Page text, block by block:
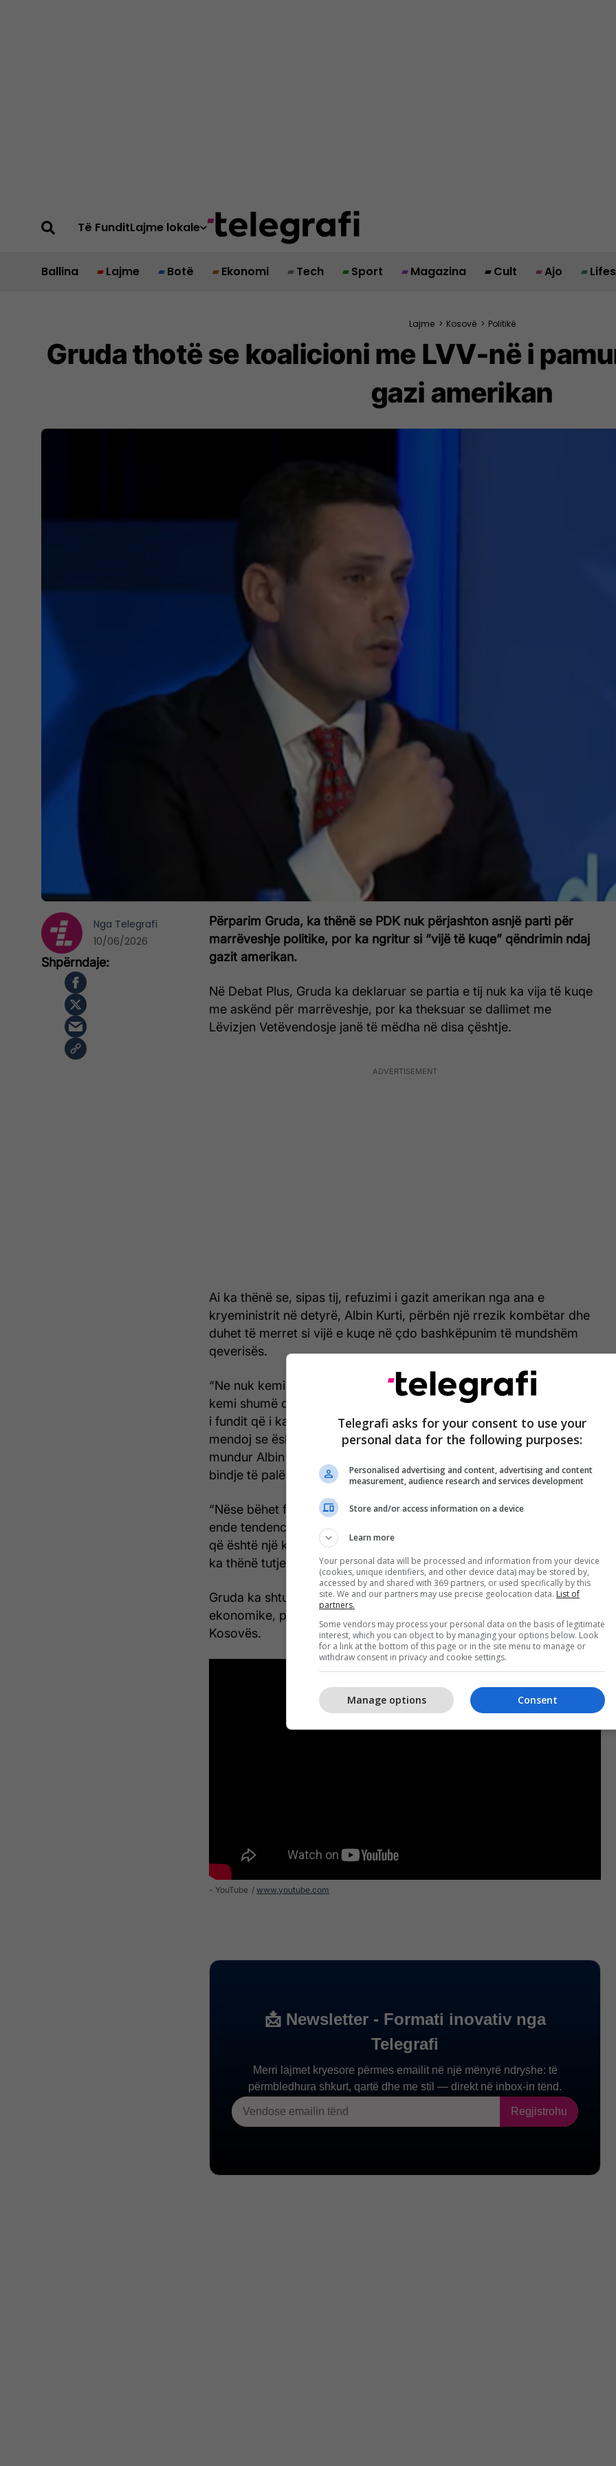
Të FunditLajme lokale
Ballina Lajme Botë Ekonomi Tech Sport Magazina Cult Ajo
Lajme > Kosovë > Politikë
Gruda thotë se koalicioni me LVV-në i
gazi amerikan
Përparim Gruda, ka thënë se PDK nuk përjashton asnjë parti për
marrëveshje politike, por ka ngritur si “vijë të kuqe” qëndrimin ndaj
gazit amerikan.
Në Debat Plus, Gruda ka deklaruar se partia e tij nuk ka vija të kuqe
me askënd për marrëveshje, por ka theksuar se dallimet me
Lëvizjen Vetëvendosje janë të mëdha në disa çështje.
Ai ka thënë se, sipas tij, refuzimi i gazit amerikan nga ana e
kryeministrit në detyrë, Albin Kurti, përbën një rrezik kombëtar dhe
duhet të merret si vijë e kuqe në çdo bashkëpunim të mundshëm
qeverisës.
“Ne nuk kemi vija të kuqe me askënd për asnjë lloj marrëveshje. Ne
kemi shumë dallim enë plotë çështje me Vetëvendosjen. Por refuzimi
i fundit që i ka ndodhur gazit amerikan, nëse ky qëndrim bëhet
mendoj se është rrezik kombëtar për Kosovën nëse ne i bëjmë të
mundur Albin Kurtit qeverisjen në Kosovë. Unë sa shoh Kurti e ka
bindje të palëkundur që refuzon gazin amerikan”.
“Nëse bëhet fjalë për një qeveri që e refuzon gazin amerikan, që ka
ende tendenca të tilla për ta mbajtur Kosovën të varfër, unë mendoj
që është një koalicion i pamundur, por nuk e përjashtoj si negocim”,
ka thënë tutje Gruda.
Gruda ka shtuar se ky qëndrim, sipas tij, nuk është vetëm çështje
ekonomike, por lidhet drejtpërdrejt me orientimin strategjik të
Kosovës.
- YouTube www.youtube.com
Nga Telegrafi
10/06/2026
Telegrafi asks for your consent to use your
personal data for the following purposes:
Personalised advertising and content, advertising and content
measurement, audience research and services development
Store and/or access information on a device
Learn more
Your personal data will be processed and information from your device
(cookies, unique identifiers, and other device data) may be stored by,
accessed by and shared with 369 partners, or used specifically by this
site. We and our partners may use precise geolocation data. List of
partners.
Some vendors may process your personal data on the basis of legitimate
interest, which you can object to by managing your options below. Look
for a link at the bottom of this page or in the site menu to manage or
withdraw consent in privacy and cookie settings.
Consent
Manage options